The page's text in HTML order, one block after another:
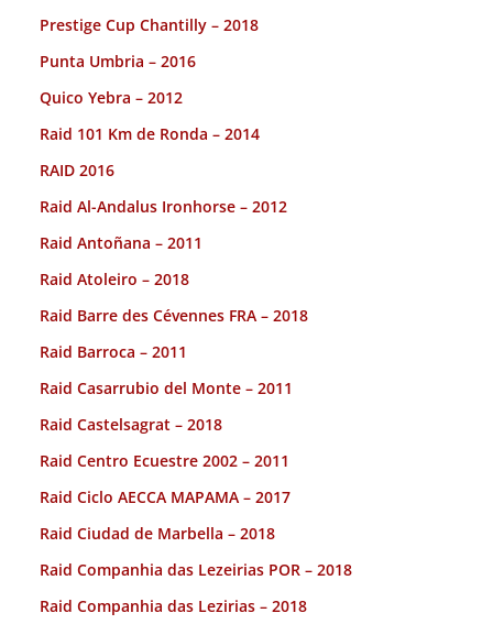
Prestige Cup Chantilly – 2018
Punta Umbria – 2016
Quico Yebra – 2012
Raid 101 Km de Ronda – 2014
RAID 2016
Raid Al-Andalus Ironhorse – 2012
Raid Antoñana – 2011
Raid Atoleiro – 2018
Raid Barre des Cévennes FRA – 2018
Raid Barroca – 2011
Raid Casarrubio del Monte – 2011
Raid Castelsagrat – 2018
Raid Centro Ecuestre 2002 – 2011
Raid Ciclo AECCA MAPAMA – 2017
Raid Ciudad de Marbella – 2018
Raid Companhia das Lezeirias POR – 2018
Raid Companhia das Lezirias – 2018